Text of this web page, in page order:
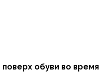
обуви во время